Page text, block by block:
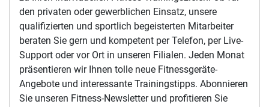
den privaten oder gewerblichen Einsatz, unsere
qualifizierten und sportlich begeisterten Mitarbeiter
beraten Sie gern und kompetent per Telefon, per Live-
Support oder vor Ort in unseren Filialen. Jeden Monat
präsentieren wir Ihnen tolle neue Fitnessgeräte-
Angebote und interessante Trainingstipps. Abonnieren
Sie unseren Fitness-Newsletter und profitieren Sie